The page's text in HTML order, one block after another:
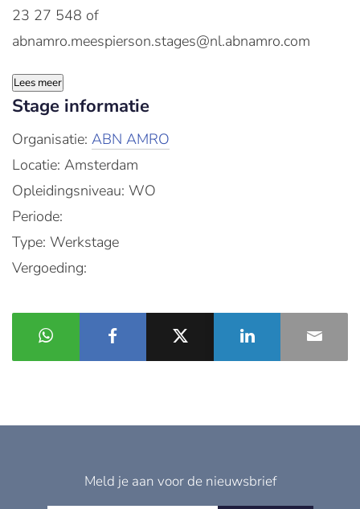
23 27 548 of
abnamro.meespierson.stages@nl.abnamro.com
Lees meer
Stage informatie
Organisatie: ABN AMRO
Locatie: Amsterdam
Opleidingsniveau: WO
Periode:
Type: Werkstage
Vergoeding:
Meld je aan voor de nieuwsbrief